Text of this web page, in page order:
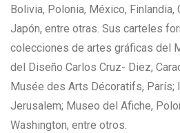
Bolivia, Polonia, México, Finlandia,
Japón, entre otras. Sus carteles
colecciones de artes gráficas del
del Diseño Carlos Cruz- Diez,
Musée des Arts Décoratifs, París;
Jerusalem; Museo del Afiche,
Washington, entre otros.